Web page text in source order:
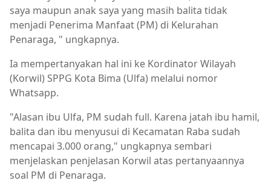
saya maupun anak saya yang masih balita tidak
menjadi Penerima Manfaat (PM) di Kelurahan
Penaraga, " ungkapnya.
Ia mempertanyakan hal ini ke Kordinator Wilayah
(Korwil) SPPG Kota Bima (Ulfa) melalui nomor
Whatsapp.
"Alasan ibu Ulfa, PM sudah full. Karena jatah ibu hamil,
balita dan ibu menyusui di Kecamatan Raba sudah
mencapai 3.000 orang," ungkapnya sembari
menjelaskan penjelasan Korwil atas pertanyaannya
soal PM di Penaraga.